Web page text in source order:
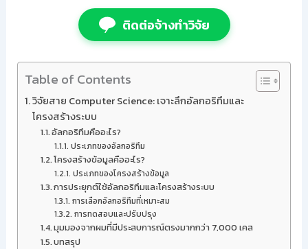
ติดต่อจ้างทำวิจัย
Table of Contents
วิจัยสาย Computer Science: เจาะลึกอัลกอริทึมและ
โครงสร้างระบบ
อัลกอริทึมคืออะไร?
ประเภทของอัลกอริทึม
โครงสร้างข้อมูลคืออะไร?
ประเภทของโครงสร้างข้อมูล
การประยุกต์ใช้อัลกอริทึมและโครงสร้างระบบ
การเลือกอัลกอริทึมที่เหมาะสม
การทดสอบและปรับปรุง
มุมมองจากผมที่มีประสบการณ์ตรงมากกว่า 7,000 เคส
บทสรุป